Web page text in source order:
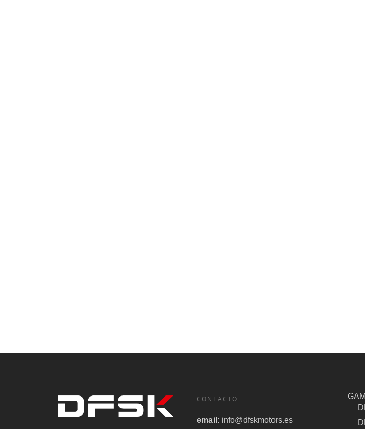
CONTACTO
email: info@dfskmotors.es